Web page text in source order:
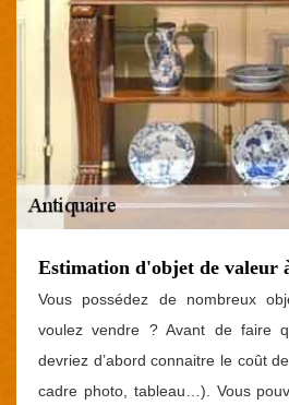
Estimation d'objet de valeur
Vous possédez de nombreux
voulez vendre ? Avant de faire
devriez d’abord connaitre le coût
cadre photo, tableau…). Vous